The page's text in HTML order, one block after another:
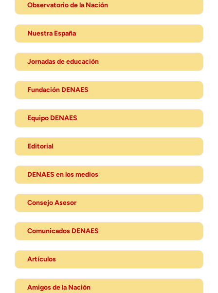
Observatorio de la Nación
Nuestra España
Jornadas de educación
Fundación DENAES
Equipo DENAES
Editorial
DENAES en los medios
Consejo Asesor
Comunicados DENAES
Artículos
Amigos de la Nación